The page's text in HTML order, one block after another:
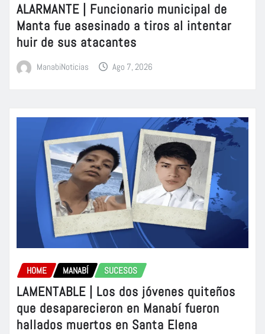
ALARMANTE | Funcionario municipal de
Manta fue asesinado a tiros al intentar
huir de sus atacantes
ManabiNoticias Ago 7, 2026
HOME MANABÍ SUCESOS
LAMENTABLE | Los dos jóvenes quiteños
que desaparecieron en Manabí fueron
hallados muertos en Santa Elena